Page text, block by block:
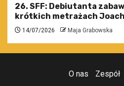
26. SFF: Debiutanta
krótkich metrażach
14/07/2026 Maja Grabowska
O nas Zespół